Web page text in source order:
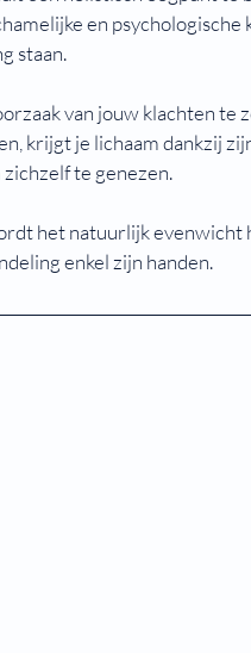
en psychologische
staan.
van jouw klachten te
krijgt je lichaam dankzij
te genezen.
het natuurlijk evenwicht
enkel zijn handen.